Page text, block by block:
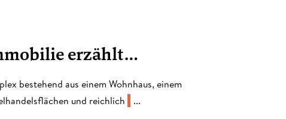
erzählt…
bestehend aus einem Wohnhaus, einem
und reichlich
...